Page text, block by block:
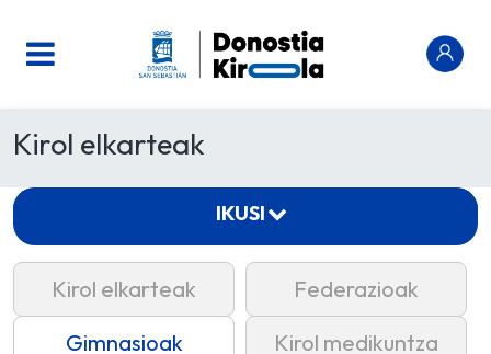
Kirol elkarteak
Kirol elkarteak
Federazioak
Gimnasioak
Kirol medikuntza
IKUSI